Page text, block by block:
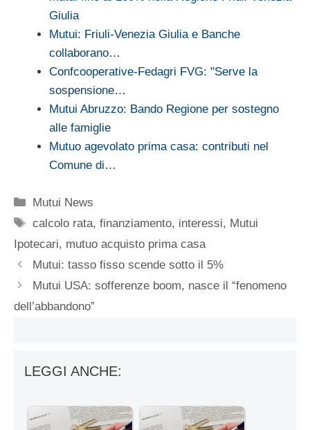
Giulia
Mutui: Friuli-Venezia Giulia e Banche
collaborano…
Confcooperative-Fedagri FVG: "Serve la
sospensione…
Mutui Abruzzo: Bando Regione per sostegno
alle famiglie
Mutuo agevolato prima casa: contributi nel
Comune di…
Categorie
Mutui News
Tag
calcolo rata,finanziamento, interessi, Mutui
Ipotecari, mutuo acquisto prima casa
Mutui: tasso fisso scende sotto il 5%
Mutui USA: sofferenze boom, nasce il “fenomeno
dell’abbandono”
LEGGI ANCHE: